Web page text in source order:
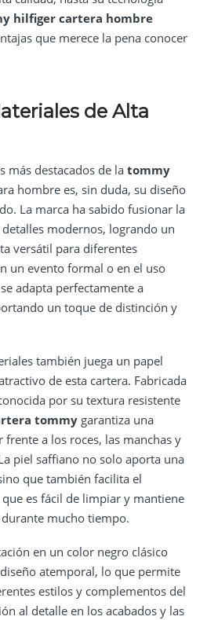
hilfiger cartera hombre
que merece la pena conocer
de Alta
más destacados de la tommy
hombre es, sin duda, su diseño
La marca ha sabido fusionar la
detalles modernos, logrando un
versátil para diferentes
un evento formal o en el uso
adapta perfectamente a
un toque de distinción y
también juega un papel
de esta cartera. Fabricada
por su textura resistente
tommygarantiza una
frente a los roces, las manchas y
piel saffiano no solo aporta una
que también facilita el
es fácil de limpiar y mantiene
mucho tiempo.
en un color negro clásico
atemporal, lo que permite
estilos y complementos del
al detalle en los acabados y las